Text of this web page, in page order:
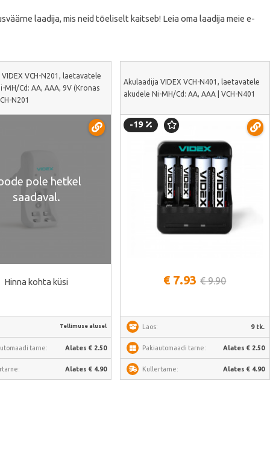
laadija, mis neid tõeliselt kaitseb! Leia oma laadija meie e-
VCH-N201, laetavatele
MH/Cd: АА, ААА, 9V (Kronas
N201
pole hetkel
saadaval.
Hinna kohta küsi
Tellimuse alusel
tarne: Alates € 2.50
Alates € 4.90
Akulaadija VIDEX VCH-N401, laetavatele
akudele Ni-MH/Cd: АА, ААА | VCH-N401
-19
€ 7.93 € 9.90
Laos: 9 tk.
Pakiautomaadi tarne: Alates € 2.50
Kullertarne: Alates € 4.90